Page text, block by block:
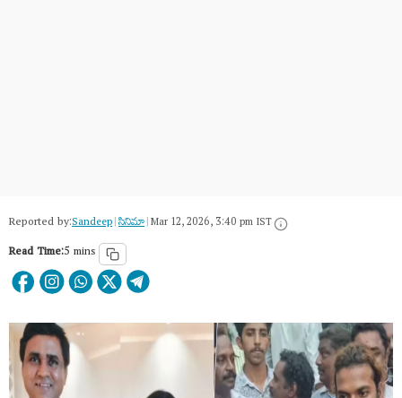
Reported by:Sandeep|సినిమా|Mar 12, 2026, 3:40 pm IST
Read Time:5 mins